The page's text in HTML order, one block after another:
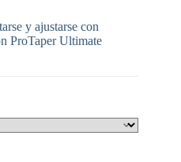
y ajustarse con
ProTaper Ultimate